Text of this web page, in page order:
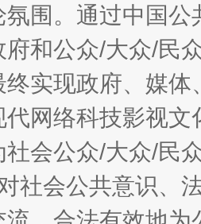
有保障
围。通过中国
府和公众/大众/民
实现政府、媒
代网络科技影视
社会公众/大众/民
社会公共意识、